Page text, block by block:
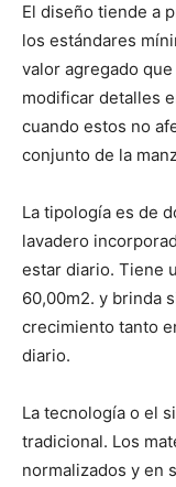
El diseño tiende a
los estándares
valor agregado
modificar detalles
cuando estos no
conjunto de la
La tipología es de
lavadero
estar diario. Tiene
60,00m2. y brinda
crecimiento tanto
diario.
La tecnología o el
tradicional. Los
normalizados y en